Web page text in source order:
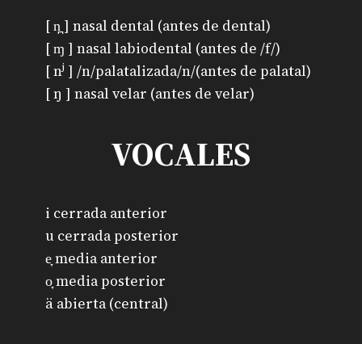
[ n̪ ] nasal dental (antes de dental)
[ ɱ ] nasal labiodental (antes de /f/)
[ nʲ ] /n/palatalizada/n/(antes de palatal)
[ ŋ ] nasal velar (antes de velar)
VOCALES
i cerrada anterior
u cerrada posterior
e̞ media anterior
o̞ media posterior
ä abierta (central)